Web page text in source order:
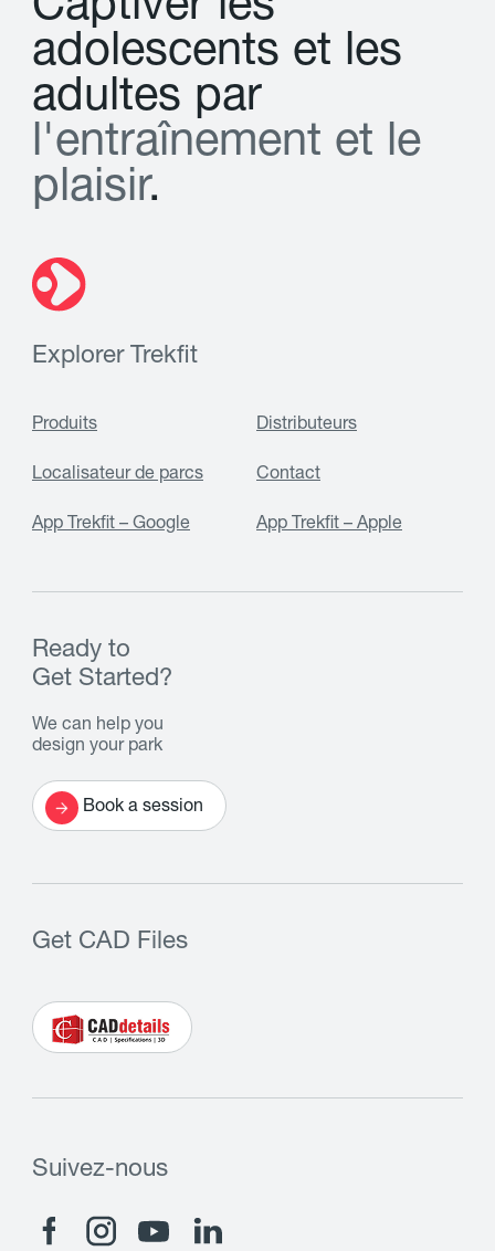
adolescents et les
adultes par
l'entraînement et le
plaisir.
Explorer Trekfit
Produits Distributeurs
Localisateur de parcs Contact
App Trekfit – Google App Trekfit – Apple
Ready to
Get Started?
We can help you
design your park
Book a session
Get CAD Files
Suivez-nous